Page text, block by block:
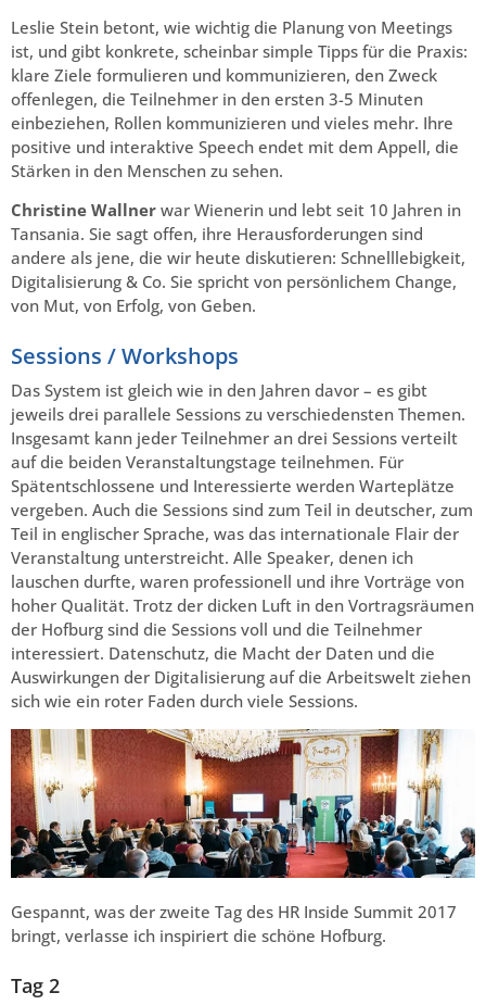
Leslie Stein betont, wie wichtig die Planung von Meetings
ist, und gibt konkrete, scheinbar simple Tipps für die Praxis:
klare Ziele formulieren und kommunizieren, den Zweck
offenlegen, die Teilnehmer in den ersten 3-5 Minuten
einbeziehen, Rollen kommunizieren und vieles mehr. Ihre
positive und interaktive Speech endet mit dem Appell, die
Stärken in den Menschen zu sehen.
Christine Wallner war Wienerin und lebt seit 10 Jahren in
Tansania. Sie sagt offen, ihre Herausforderungen sind
andere als jene, die wir heute diskutieren: Schnelllebigkeit,
Digitalisierung & Co. Sie spricht von persönlichem Change,
von Mut, von Erfolg, von Geben.
Sessions / Workshops
Das System ist gleich wie in den Jahren davor – es gibt
jeweils drei parallele Sessions zu verschiedensten Themen.
Insgesamt kann jeder Teilnehmer an drei Sessions verteilt
auf die beiden Veranstaltungstage teilnehmen. Für
Spätentschlossene und Interessierte werden Warteplätze
vergeben. Auch die Sessions sind zum Teil in deutscher, zum
Teil in englischer Sprache, was das internationale Flair der
Veranstaltung unterstreicht. Alle Speaker, denen ich
lauschen durfte, waren professionell und ihre Vorträge von
hoher Qualität. Trotz der dicken Luft in den Vortragsräumen
der Hofburg sind die Sessions voll und die Teilnehmer
interessiert. Datenschutz, die Macht der Daten und die
Auswirkungen der Digitalisierung auf die Arbeitswelt ziehen
sich wie ein roter Faden durch viele Sessions.
Gespannt, was der zweite Tag des HR Inside Summit 2017
bringt, verlasse ich inspiriert die schöne Hofburg.
Tag 2